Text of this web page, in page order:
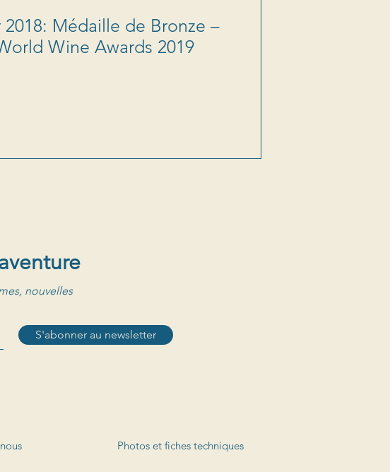
Médaille de Bronze –
Wine Awards 2019
nouvelles
S'abonner au newsletter
Photos et fiches techniques